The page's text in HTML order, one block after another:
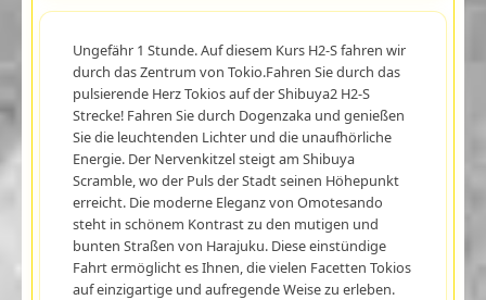
Ungefähr 1 Stunde. Auf diesem Kurs H2-S fahren wir
durch das Zentrum von Tokio.Fahren Sie durch das
pulsierende Herz Tokios auf der Shibuya2 H2-S
Strecke! Fahren Sie durch Dogenzaka und genießen
Sie die leuchtenden Lichter und die unaufhörliche
Energie. Der Nervenkitzel steigt am Shibuya
Scramble, wo der Puls der Stadt seinen Höhepunkt
erreicht. Die moderne Eleganz von Omotesando
steht in schönem Kontrast zu den mutigen und
bunten Straßen von Harajuku. Diese einstündige
Fahrt ermöglicht es Ihnen, die vielen Facetten Tokios
auf einzigartige und aufregende Weise zu erleben.